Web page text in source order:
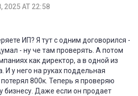
2025 AT 22:58
ИП? Я тут с одним договорился -
- ну че там проверять. А потом
как директор, а в одной из
И у него на руках поддельная
800к. Теперь я проверяю
бизнесу. Даже если он продает